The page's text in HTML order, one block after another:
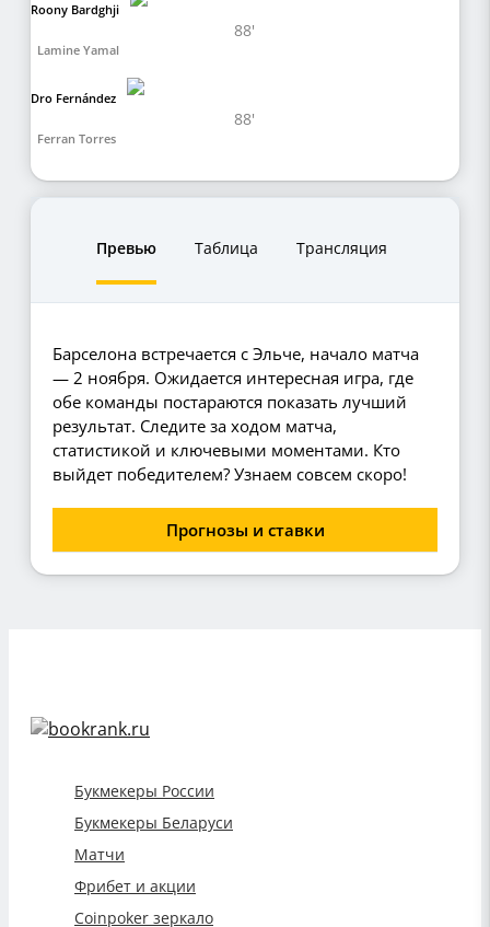
Lamine Yamal
Roony Bardghji
88'
Ferran Torres
Dro Fernández
88'
Превью Таблица Трансляция
Барселона встречается с Эльче, начало матча
— 2 ноября. Ожидается интересная игра, где
обе команды постараются показать лучший
результат. Следите за ходом матча,
статистикой и ключевыми моментами. Кто
выйдет победителем? Узнаем совсем скоро!
Прогнозы и ставки
Букмекеры России
Букмекеры Беларуси
Матчи
Фрибет и акции
Coinpoker зеркало